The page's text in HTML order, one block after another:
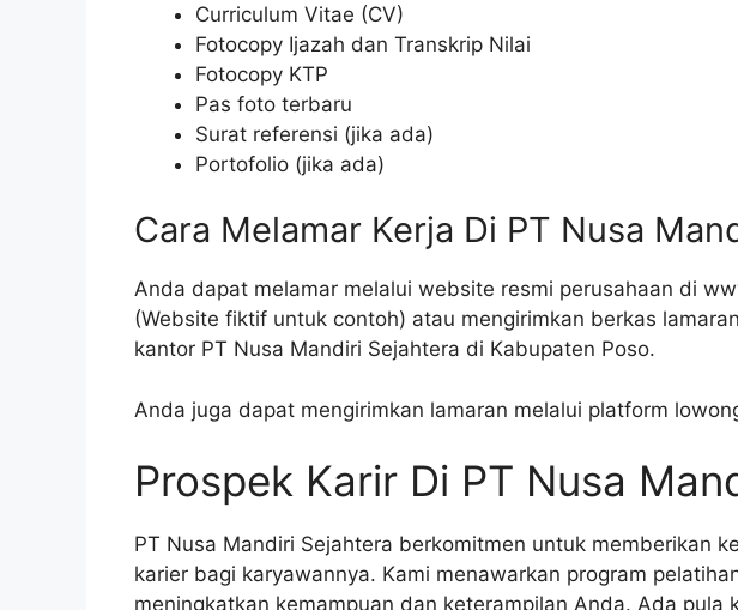
Curriculum Vitae (CV)
Fotocopy Ijazah dan Transkrip Nilai
Fotocopy KTP
Pas foto terbaru
Surat referensi (jika ada)
Portofolio (jika ada)
Cara Melamar Kerja Di PT Nusa
Anda dapat melamar melalui website resmi perusahaan di
(Website fiktif untuk contoh) atau mengirimkan berkas
kantor PT Nusa Mandiri Sejahtera di Kabupaten Poso.
Anda juga dapat mengirimkan lamaran melalui platform
Prospek Karir Di PT Nusa
PT Nusa Mandiri Sejahtera berkomitmen untuk memberikan
karier bagi karyawannya. Kami menawarkan program
meningkatkan kemampuan dan keterampilan Anda. Ada pula